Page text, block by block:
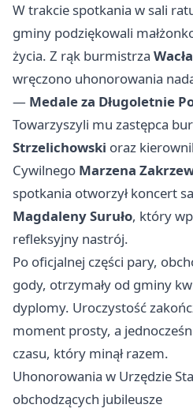
W trakcie spotkania w sali
gminy podziękowali
życia. Z rąk burmistrza
wręczono uhonorowania
— Medale za Długoletnie
Towarzyszyli mu zastępca
Strzelichowski oraz
Cywilnego Marzena
spotkania otworzył koncert
Magdaleny Suruło, który
refleksyjny nastrój.
Po oficjalnej części pary,
gody, otrzymały od gminy
dyplomy. Uroczystość
moment prosty, a
czasu, który minął razem.
Uhonorowania w Urzędzie
obchodzących jubileusze